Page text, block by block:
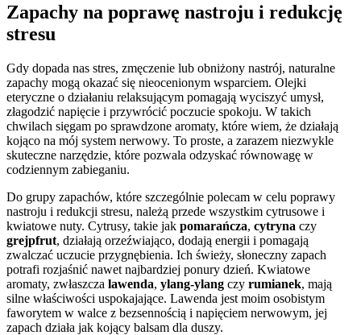
Zapachy na poprawę nastroju i redukcję
stresu
Gdy dopada nas stres, zmęczenie lub obniżony nastrój, naturalne
zapachy mogą okazać się nieocenionym wsparciem. Olejki
eteryczne o działaniu relaksującym pomagają wyciszyć umysł,
złagodzić napięcie i przywrócić poczucie spokoju. W takich
chwilach sięgam po sprawdzone aromaty, które wiem, że działają
kojąco na mój system nerwowy. To proste, a zarazem niezwykle
skuteczne narzędzie, które pozwala odzyskać równowagę w
codziennym zabieganiu.
Do grupy zapachów, które szczególnie polecam w celu poprawy
nastroju i redukcji stresu, należą przede wszystkim cytrusowe i
kwiatowe nuty. Cytrusy, takie jak pomarańcza, cytryna czy
grejpfrut, działają orzeźwiająco, dodają energii i pomagają
zwalczać uczucie przygnębienia. Ich świeży, słoneczny zapach
potrafi rozjaśnić nawet najbardziej ponury dzień. Kwiatowe
aromaty, zwłaszcza lawenda, ylang-ylang czy rumianek, mają
silne właściwości uspokajające. Lawenda jest moim osobistym
faworytem w walce z bezsennością i napięciem nerwowym, jej
zapach działa jak kojący balsam dla duszy.